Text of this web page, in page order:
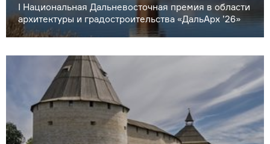
I Национальная Дальневосточная премия в области
архитектуры и градостроительства «ДальАрх ’26»